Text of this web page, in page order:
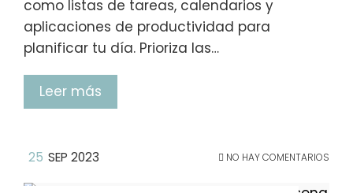
como listas de tareas, calendarios y
aplicaciones de productividad para
planificar tu día. Prioriza las…
Leer más
25 SEP 2023 NO HAY COMENTARIOS